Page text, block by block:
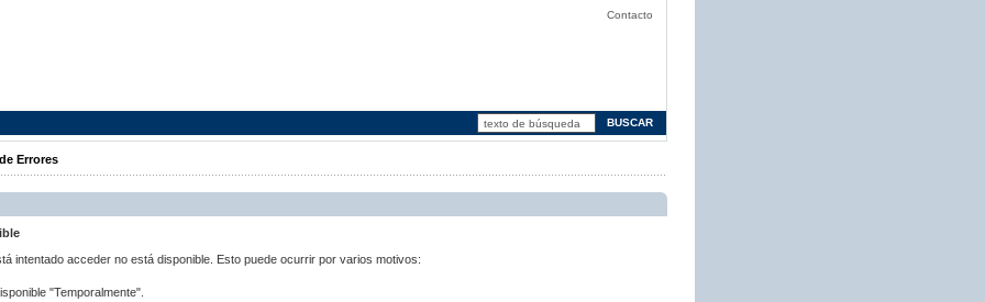
Contacto
Errores
intentado acceder no está disponible. Esto puede ocurrir por varios motivos:
"Temporalmente".